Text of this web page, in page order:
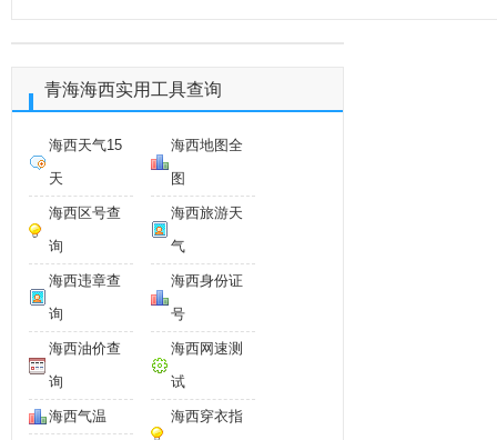
青海海西实用工具查询
海西天气15
天
海西地图全
图
海西区号查
询
海西旅游天
气
海西违章查
询
海西身份证
号
海西油价查
询
海西网速测
试
海西气温
海西穿衣指